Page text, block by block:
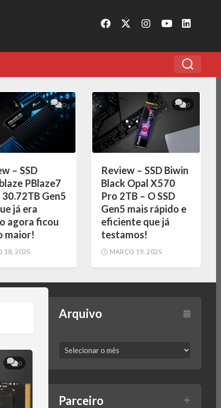
0
– SSD
PBlaze7
Gen5
já era
agora ficou
maior!
18, 2025
0
Review – SSD Biwin
Black Opal X570
Pro 2TB – O SSD
Gen5 mais rápido e
eficiente que já
testamos!
MARÇO 19, 2025
0
Arquivo
Parceiro